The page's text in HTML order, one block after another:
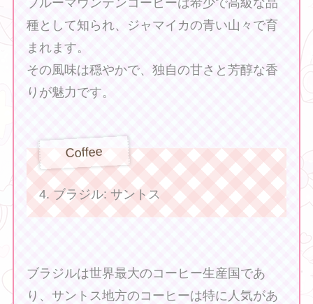
種として知られ、ジャマイカの青い山々で育
まれます。
その風味は穏やかで、独自の甘さと芳醇な香
りが魅力です。
Coffee
4. ブラジル: サントス
ブラジルは世界最大のコーヒー生産国であ
り、サントス地方のコーヒーは特に人気があ